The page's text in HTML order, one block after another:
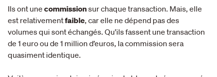
Ils ont une commissionsur chaque transaction. Mais, elle
est relativementfaible, car elle ne dépend pas des
volumes qui sont échangés. Qu’ils fassent une transaction
de 1 euro ou de 1 million d’euros, la commission sera
quasiment identique.